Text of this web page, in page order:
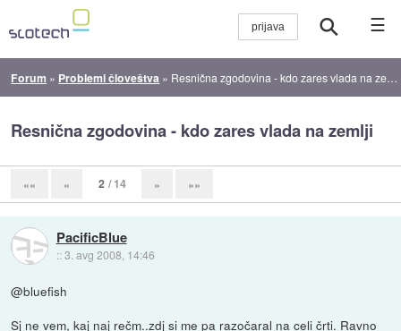
☰
Forum » Problemi človeštva » Resnična zgodovina - kdo zares vlada na zemlji
Resnična zgodovina - kdo zares vlada na zemlji
«« « 2 / 14 » »»
PacificBlue
::3. avg 2008, 14:46
@bluefish
Sj ne vem, kaj naj rečm..zdj si me pa razočaral na celi črti. Ravno